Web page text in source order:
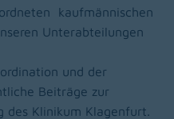
kaufmännischen
Unterabteilungen
und der
Beiträge zur
des Klinikum Klagenfurt.